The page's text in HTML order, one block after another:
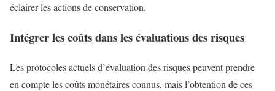
éclairer les actions de conservation.
Intégrer les coûts dans les évaluations des risques
Les protocoles actuels d’évaluation des risques peuvent prendre
en compte les coûts monétaires connus, mais l’obtention de ces